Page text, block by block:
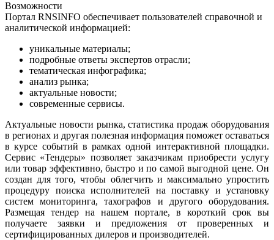
Возможности
Портал RNSINFO обеспечивает пользователей справочной и
аналитической информацией:
уникальные материалы;
подробные ответы экспертов отрасли;
тематическая инфографика;
анализ рынка;
актуальные новости;
современные сервисы.
Актуальные новости рынка, статистика продаж оборудования
в регионах и другая полезная информация поможет оставаться
в курсе событий в рамках одной интерактивной площадки.
Сервис «Тендеры» позволяет заказчикам приобрести услугу
или товар эффективно, быстро и по самой выгодной цене. Он
создан для того, чтобы облегчить и максимально упростить
процедуру поиска исполнителей на поставку и установку
систем мониторинга, тахографов и другого оборудования.
Размещая тендер на нашем портале, в короткий срок вы
получаете заявки и предложения от проверенных и
сертифицированных дилеров и производителей.